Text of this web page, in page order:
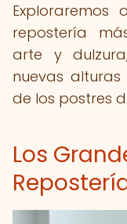
Exploraremos
repostería
arte y
nuevas
de los postres
Los